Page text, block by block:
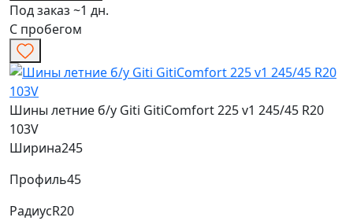
Под заказ ~1 дн.
С пробегом
Шины летние б/у Giti GitiComfort 225 v1 245/45 R20
103V
Ширина245
Профиль45
РадиусR20